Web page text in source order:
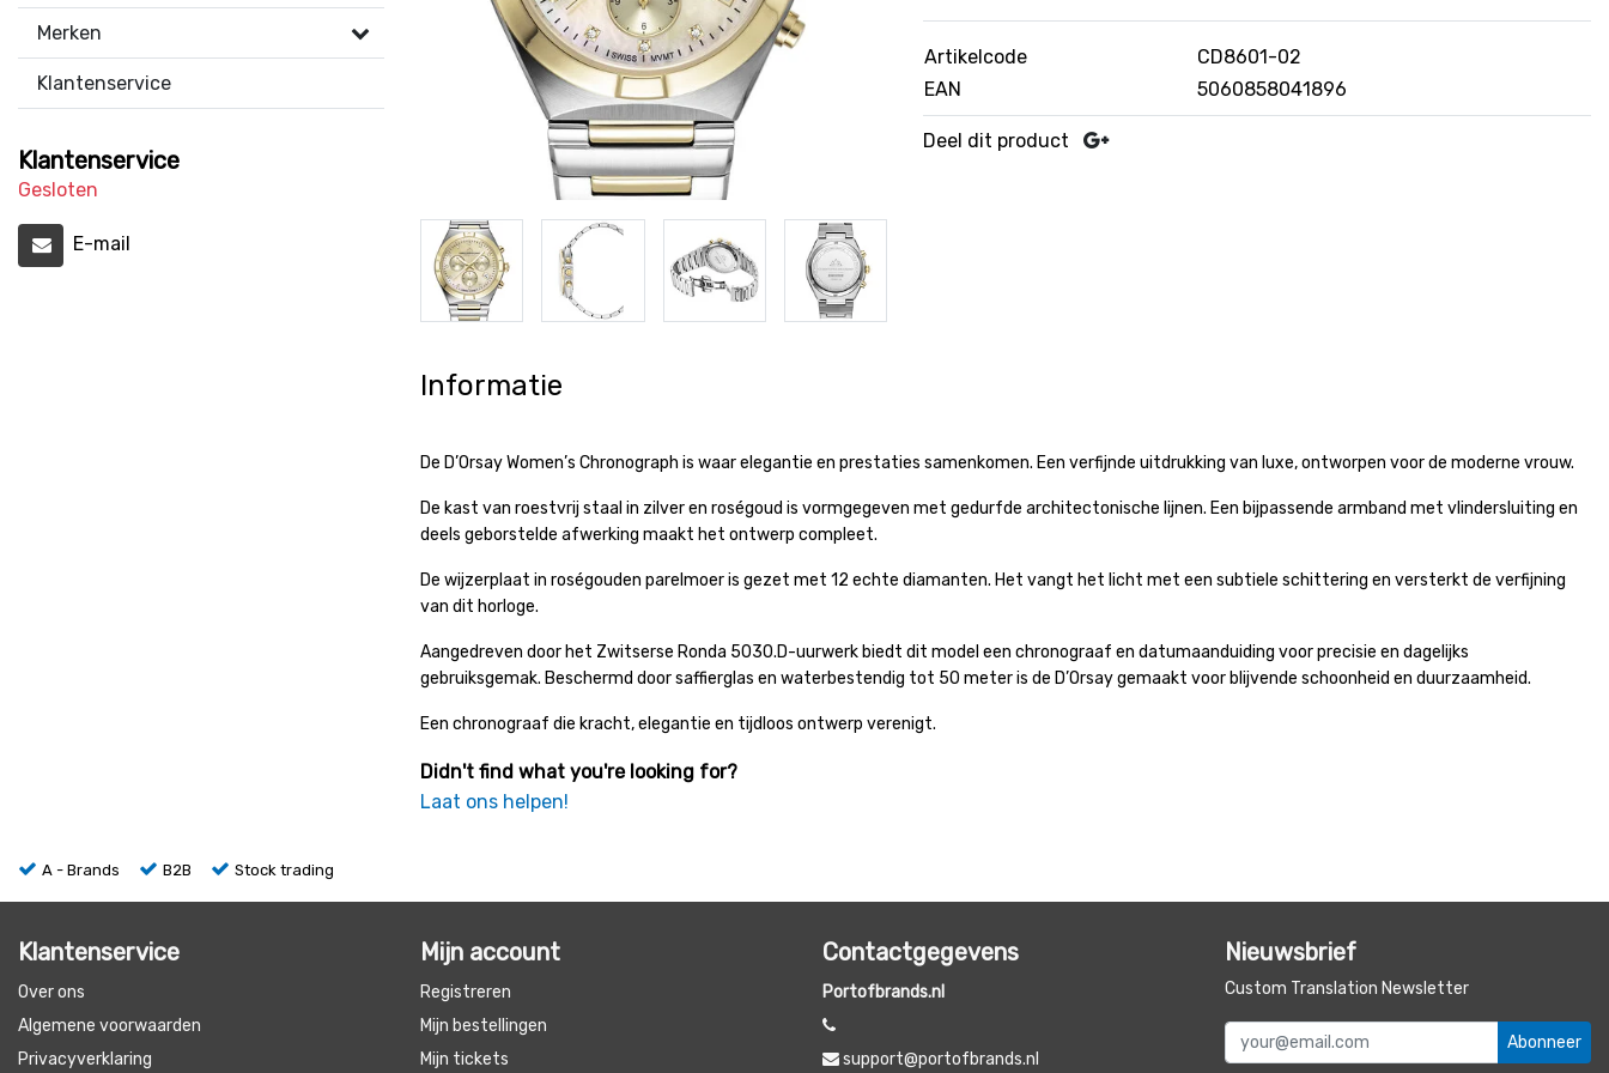
Merken
Klantenservice
Klantenservice
Gesloten
E-mail
Artikelcode
CD8601-02
EAN
5060858041896
Deel dit product
Informatie
De D’Orsay Women’s Chronograph is waar elegantie en prestaties samenkomen. Een verfijnde uitdrukking van luxe, ontworpen voor de moderne vrouw.
De kast van roestvrij staal in zilver en roségoud is vormgegeven met gedurfde architectonische lijnen. Een bijpassende armband met vlindersluiting en
deels geborstelde afwerking maakt het ontwerp compleet.
De wijzerplaat in roségouden parelmoer is gezet met 12 echte diamanten. Het vangt het licht met een subtiele schittering en versterkt de verfijning
van dit horloge.
Aangedreven door het Zwitserse Ronda 5030.D-uurwerk biedt dit model een chronograaf en datumaanduiding voor precisie en dagelijks
gebruiksgemak. Beschermd door saffierglas en waterbestendig tot 50 meter is de D’Orsay gemaakt voor blijvende schoonheid en duurzaamheid.
Een chronograaf die kracht, elegantie en tijdloos ontwerp verenigt.
Didn't find what you're looking for?
Laat ons helpen!
A - Brands B2B Stock trading
Klantenservice
Over ons
Algemene voorwaarden
Privacyverklaring
Mijn account
Registreren
Mijn bestellingen
Mijn tickets
Contactgegevens
Portofbrands.nl
support@portofbrands.nl
Nieuwsbrief
Custom Translation Newsletter
Abonneer